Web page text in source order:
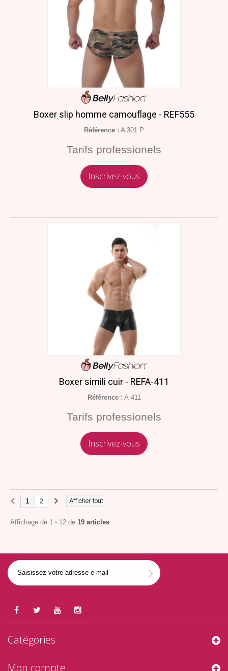
Boxer slip homme camouflage - REF555
Référence : A 301 P
Tarifs professionels
Inscrivez-vous
Boxer simili cuir - REFA-411
Référence : A-411
Tarifs professionels
Inscrivez-vous
Afficher tout
1 2
Affichage de 1 - 12 de 19 articles
Catégories
Mon compte